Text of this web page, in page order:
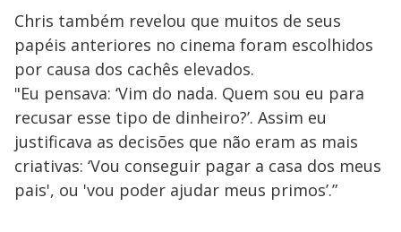
Chris também revelou que muitos de seus
papéis anteriores no cinema foram escolhidos
por causa dos cachês elevados.
"Eu pensava: ‘Vim do nada. Quem sou eu para
recusar esse tipo de dinheiro?’. Assim eu
justificava as decisões que não eram as mais
criativas: ‘Vou conseguir pagar a casa dos meus
pais', ou 'vou poder ajudar meus primos’.”